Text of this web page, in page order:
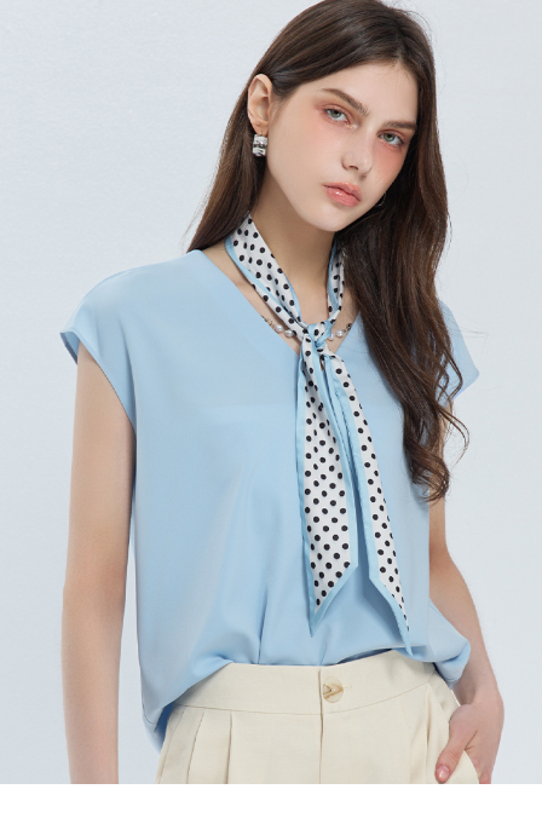
每筆NT$80，滿NT$2,000(含以上)免運費
每筆NT$80，滿NT$2,000(含以上)免運費
每筆NT$120，滿NT$2,000(含以上)免運費
每筆NT$400，滿NT$2,000(含以上)免運費
付款後門市自取
國家/地區配送